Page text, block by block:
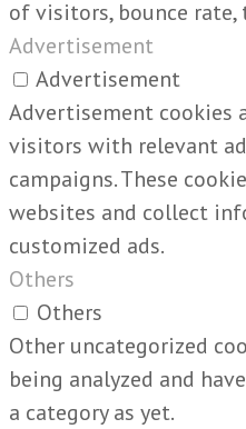
of visitors, bounce rate,
Advertisement
Advertisement
Advertisement cookies
visitors with relevant
campaigns. These
websites and collect
customized ads.
Others
Others
Other uncategorized
being analyzed and
a category as yet.